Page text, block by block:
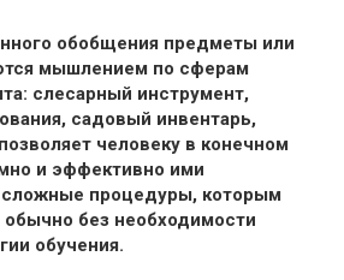
обобщения предметы или
мышлением по сферам
слесарный инструмент,
садовый инвентарь,
человеку в конечном
и эффективно ими
сложные процедуры, которым
обычно без необходимости
обучения.